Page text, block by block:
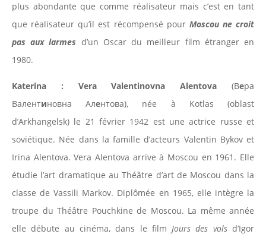
plus abondante que comme réalisateur mais c’est en tant
que réalisateur qu’il est récompensé pour Moscou ne croit
pas aux larmes d’un Oscar du meilleur film étranger en
1980.
Katerina : Vera Valentinovna Alentova (Вера
Валентиновна Алентова), née à Kotlas (oblast
d’Arkhangelsk) le 21 février 1942 est une actrice russe et
soviétique. Née dans la famille d’acteurs Valentin Bykov et
Irina Alentova. Vera Alentova arrive à Moscou en 1961. Elle
étudie l’art dramatique au Théâtre d’art de Moscou dans la
classe de Vassili Markov. Diplômée en 1965, elle intègre la
troupe du Théâtre Pouchkine de Moscou. La même année
elle débute au cinéma, dans le filmJours des volsd’Igor